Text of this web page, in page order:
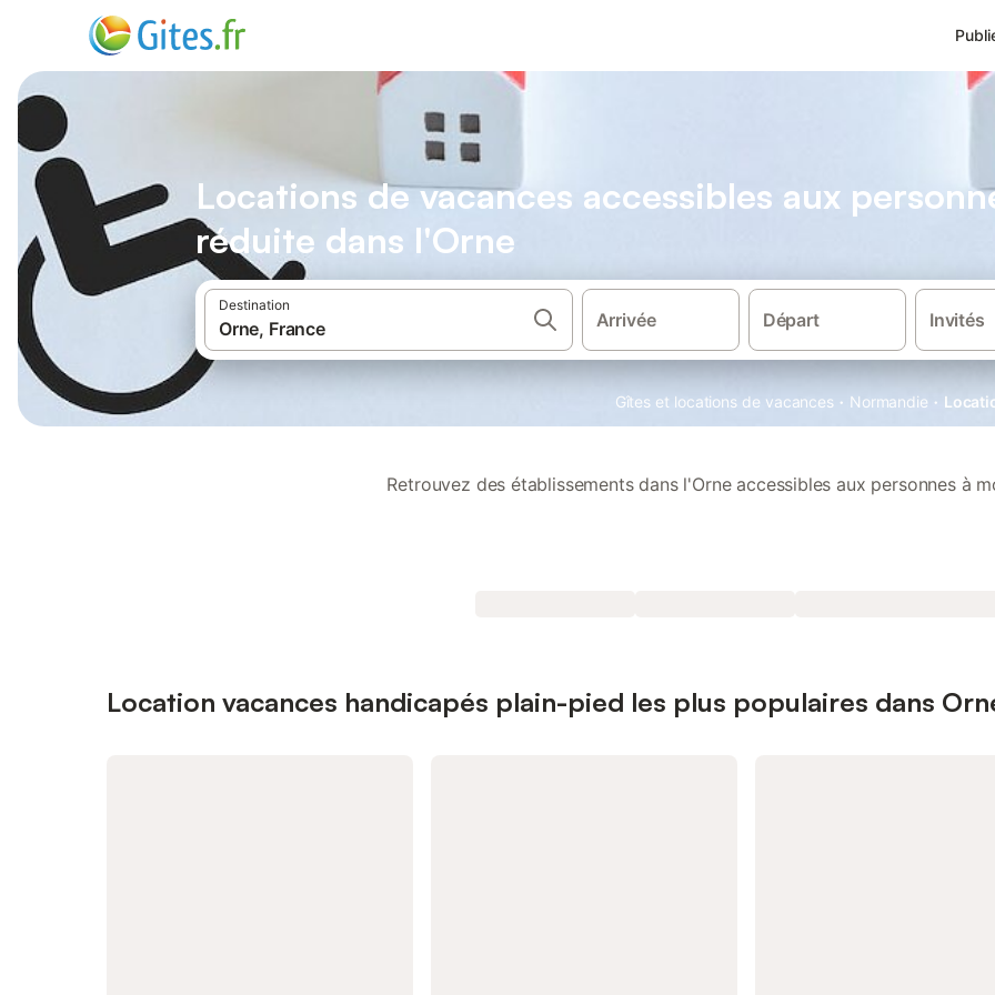
Locations de vacances accessibles aux
réduite dans l'Orne
Destination
Arrivée Départ Invités
Gîtes et locations de vacances · Normandie ·
Retrouvez des établissements dans l'Orne accessibles aux personnes à
Location vacances handicapés plain-pied les plus populaires dans